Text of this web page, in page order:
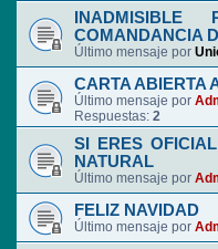
INADMISIBLE
COMANDANCIA
Último mensaje por
CARTA ABIERTA
Último mensaje por
Respuestas: 2
SI ERES
NATURAL
Último mensaje por
FELIZ NAVIDAD
Último mensaje por